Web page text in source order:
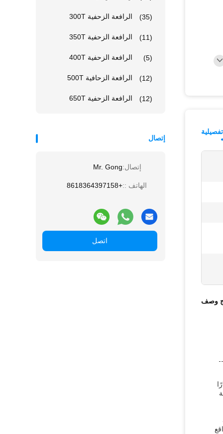
الرافعة الزحفية 300T (35)
الرافعة الزحفية 350T (11)
الرافعة الزحفية 400T (5)
الرافعة الزحافية 500T (12)
الرافعة الزحفية 650T (12)
إتصال
إتصال:Mr. Gong
الهاتف ::+8618364397158
اتصل
وصف